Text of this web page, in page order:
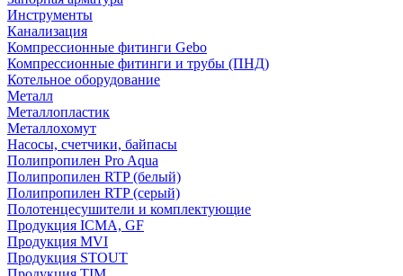
Инструменты
Канализация
Компрессионные фитинги Gebo
Компрессионные фитинги и трубы (ПНД)
Котельное оборудование
Металл
Металлопластик
Металлохомут
Насосы, счетчики, байпасы
Полипропилен Pro Aqua
Полипропилен RTP (белый)
Полипропилен RTP (серый)
Полотенцесушители и комплектующие
Продукция ICMA, GF
Продукция MVI
Продукция STOUT